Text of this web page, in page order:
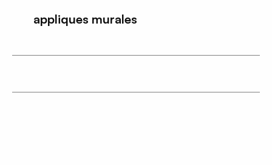
appliques murales